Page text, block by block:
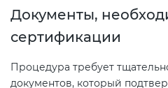
Документы,
сертификации
Процедура требует
документов, который